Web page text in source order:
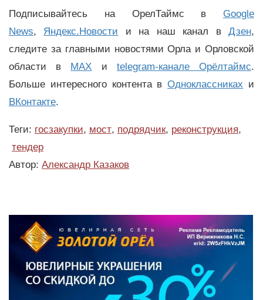
Подписывайтесь на ОрелТаймс в Google
News, Яндекс.Новости и на наш канал вДзен,
следите за главными новостями Орла и Орловской
области в MAX и telegram-канале Орёлтаймс.
Больше интересного контента вОдноклассниках и
ВКонтакте.
Теги: госзакупки, мост, подрядчик, реконструкция,
тендер
Автор: Александр Казаков